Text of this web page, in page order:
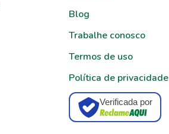
Blog
Trabalhe conosco
Termos de uso
Política de privacidade
Verificada por